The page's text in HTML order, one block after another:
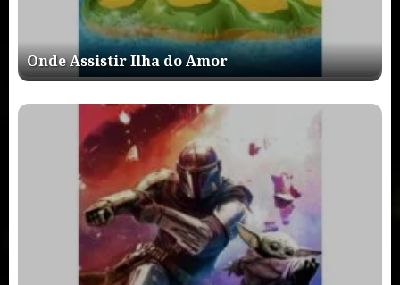
Onde Assistir Ilha do Amor